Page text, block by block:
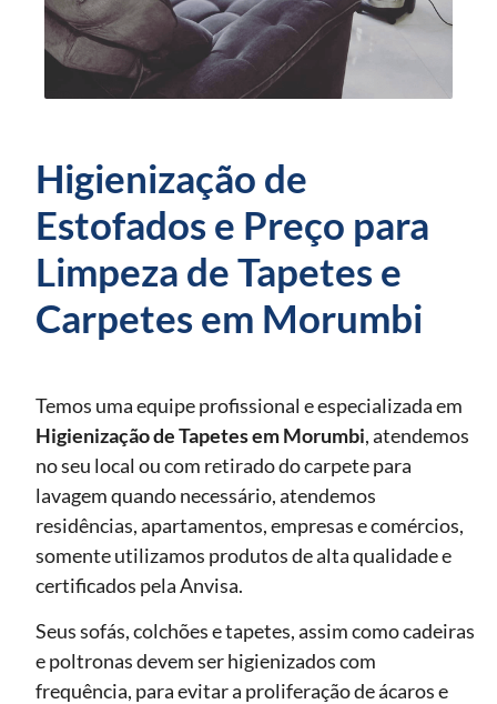
Higienização de
Estofados e Preço para
Limpeza de Tapetes e
Carpetes em Morumbi
Temos uma equipe profissional e especializada em
Higienização de Tapetesem Morumbi, atendemos
no seu local ou com retirado do carpete para
lavagem quando necessário, atendemos
residências, apartamentos, empresas e comércios,
somente utilizamos produtos de alta qualidade e
certificados pela Anvisa.
Seus sofás, colchões e tapetes, assim como cadeiras
e poltronas devem ser higienizados com
frequência, para evitar a proliferação de ácaros e